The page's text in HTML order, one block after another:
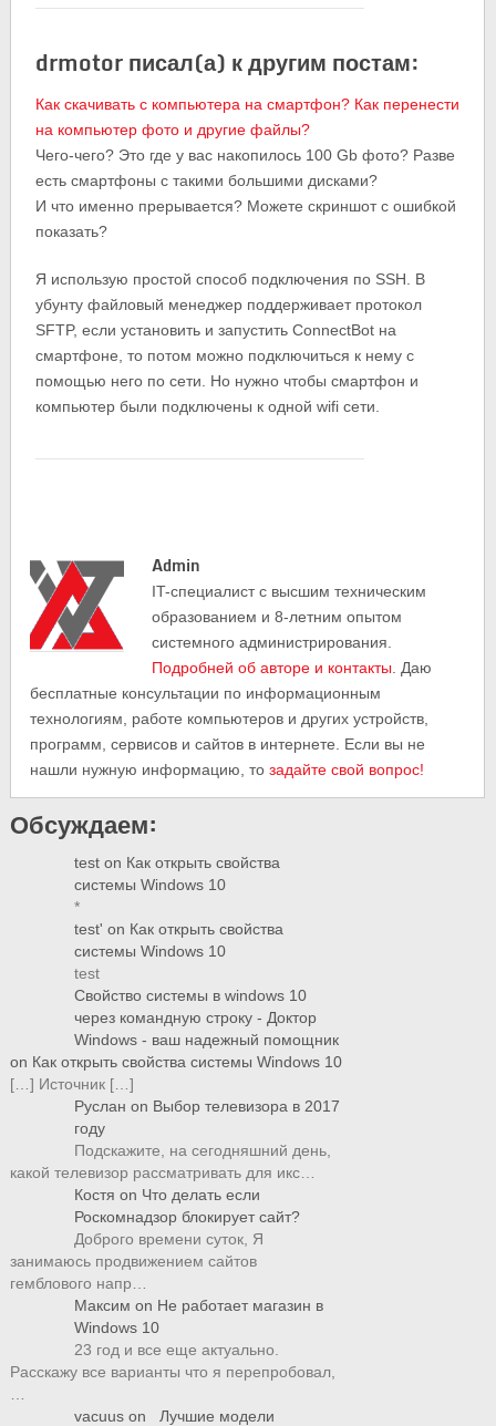
drmotor писал(а) к другим постам:
Как скачивать с компьютера на смартфон? Как перенести
на компьютер фото и другие файлы?
Чего-чего? Это где у вас накопилось 100 Gb фото? Разве
есть смартфоны с такими большими дисками?
И что именно прерывается? Можете скриншот с ошибкой
показать?
Я использую простой способ подключения по SSH. В
убунту файловый менеджер поддерживает протокол
SFTP, если установить и запустить ConnectBot на
смартфоне, то потом можно подключиться к нему с
помощью него по сети. Но нужно чтобы смартфон и
компьютер были подключены к одной wifi сети.
Admin
IT-cпециалист с высшим техническим
образованием и 8-летним опытом
системного администрирования.
Подробней об авторе и контакты . Даю
бесплатные консультации по информационным
технологиям, работе компьютеров и других устройств,
программ, сервисов и сайтов в интернете. Если вы не
нашли нужную информацию, тозадайте свой вопрос!
Обсуждаем:
test on Как открыть свойства
системы Windows 10
*
test' on Как открыть свойства
системы Windows 10
test
Свойство системы в windows 10
через командную строку - Доктор
Windows - ваш надежный помощник
on Как открыть свойства системы Windows 10
[…] Источник […]
Руслан on Выбор телевизора в 2017
году
Подскажите, на сегодняшний день,
какой телевизор рассматривать для икс…
Костя on Что делать если
Роскомнадзор блокирует сайт?
Доброго времени суток, Я
занимаюсь продвижением сайтов
гемблового напр…
Максим on Не работает магазин в
Windows 10
23 год и все еще актуально.
Расскажу все варианты что я перепробовал,
vacuus on
Лучшие модели